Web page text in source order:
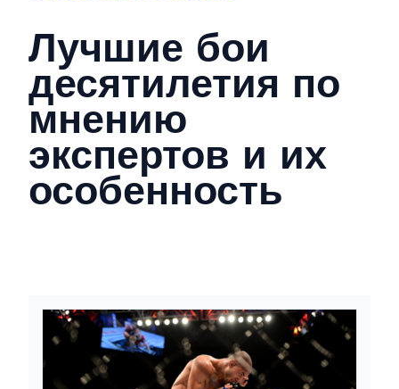
Лучшие бои
десятилетия по
мнению
экспертов и их
особенность